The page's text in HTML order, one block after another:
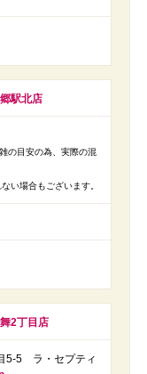
駅北店
の目安の為、実際の混
い場合もございます。
2丁目店
5-5 ラ・セプティ